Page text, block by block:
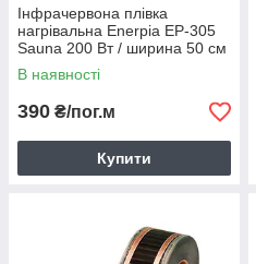
Інфрачервона плівка
нагрівальна Enerpia EP-305
Sauna 200 Вт / ширина 50 см
/ 400 Вт/м2 / 65°C max
В наявності
390 ₴/пог.м
Купити